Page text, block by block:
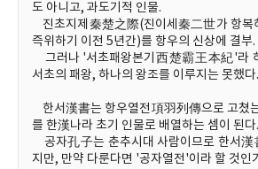
도 아니고, 과도기적 인물.
진초지제秦楚之際(진이세秦二世가 항복
즉위하기 이전 5년간)를 항우의 신상에 결부.
그러나 '서초패왕본기西楚霸王本紀'라
서초의 패왕, 하나의 왕조를 이루지는 못했다.
한서漢書는 항우열전項羽列傳으로 고쳤
를 한漢나라 초기 인물로 배열하는 셈이 된다.
공자孔子는 춘추시대 사람이므로 한서漢
지만, 만약 다룬다면 '공자열전'이라 할 것인